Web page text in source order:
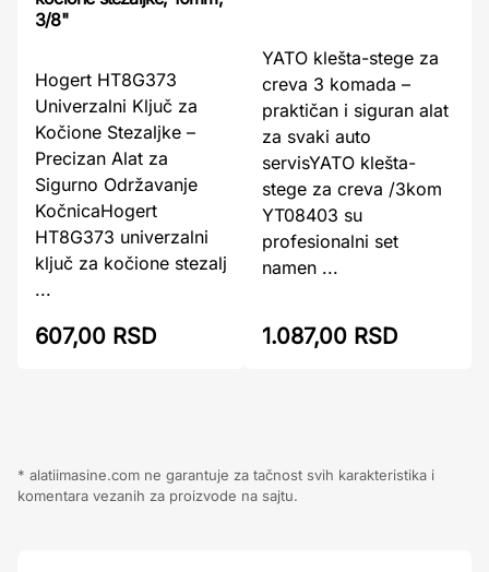
3/8"
Hogert HT8G373
Univerzalni Ključ za
Kočione Stezaljke –
Precizan Alat za
Sigurno Održavanje
KočnicaHogert
HT8G373 univerzalni
ključ za kočione stezalj
...
607,00 RSD
YATO klešta-stege za
creva 3 komada –
praktičan i siguran alat
za svaki auto
servisYATO klešta-
stege za creva /3kom
YT08403 su
profesionalni set
namen ...
1.087,00 RSD
* alatiimasine.com ne garantuje za tačnost svih karakteristika i
komentara vezanih za proizvode na sajtu.